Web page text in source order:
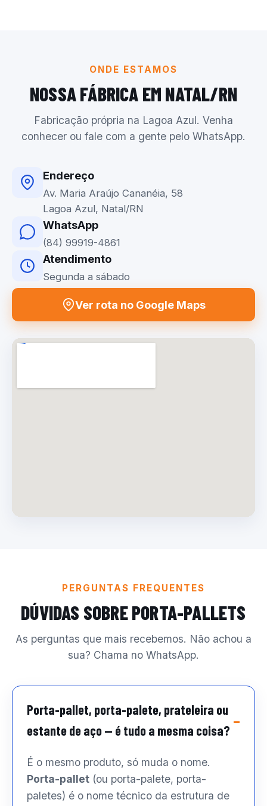
ONDE ESTAMOS
NOSSA FÁBRICA EM NATAL/RN
Fabricação própria na Lagoa Azul. Venha
conhecer ou fale com a gente pelo WhatsApp.
Endereço
Av. Maria Araújo Cananéia, 58
Lagoa Azul, Natal/RN
WhatsApp
(84) 99919-4861
Atendimento
Segunda a sábado
Ver rota no Google Maps
PERGUNTAS FREQUENTES
DÚVIDAS SOBRE PORTA-PALLETS
As perguntas que mais recebemos. Não achou a
sua? Chama no WhatsApp.
Porta-pallet, porta-palete, prateleira ou
estante de aço — é tudo a mesma coisa?
É o mesmo produto, só muda o nome.
Porta-pallet (ou porta-palete, porta-
paletes) é o nome técnico da estrutura de